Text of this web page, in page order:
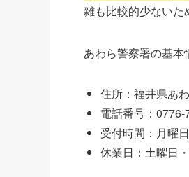
雑も比較的少ないた
あわら警察署の基本
住所：福井県あ
電話番号：0776-
受付時間：月曜
休業日：土曜日